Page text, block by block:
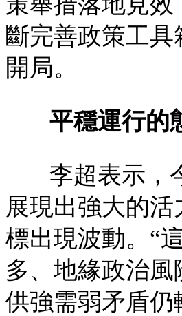
斷完善政策工
開局。
平穩運行的
李超表示，
展現出強大的
標出現波動。“
多、地緣政治
供強需弱矛盾仍